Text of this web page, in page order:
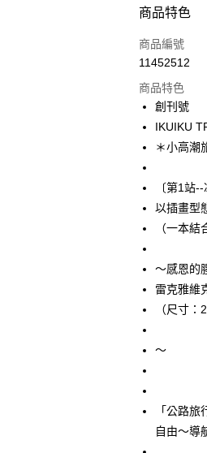
付款方式
信用卡一次付
運送方式
宅配
每筆NT$100
商品特色
商品編號
11452512
商品特色
創刊號
IKUIKU
＊小高潮
〔第1站
以插畫型
（一本
～感恩的
雷克雅維
（尺寸：
～
「公路
自由～導